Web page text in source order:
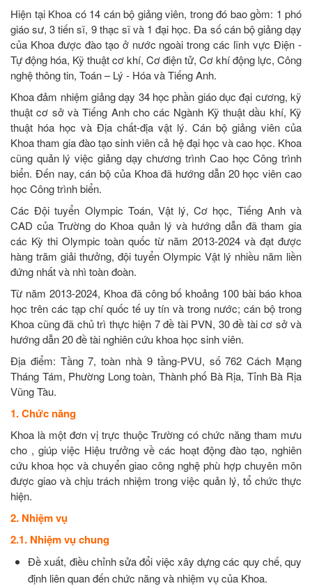
Hiện tại Khoa có 14 cán bộ giảng viên, trong đó bao gồm: 1 phó
giáo sư, 3 tiến sĩ, 9 thạc sĩ và 1 đại học. Đa số cán bộ giảng dạy
của Khoa được đào tạo ở nước ngoài trong các lĩnh vực Điện -
Tự động hóa, Kỹ thuật cơ khí, Cơ điện tử, Cơ khí động lực, Công
nghệ thông tin, Toán – Lý - Hóa và Tiếng Anh.
Khoa đảm nhiệm giảng dạy 34 học phần giáo dục đại cương, kỹ
thuật cơ sở và Tiếng Anh cho các Ngành Kỹ thuật dầu khí, Kỹ
thuật hóa học và Địa chất-địa vật lý. Cán bộ giảng viên của
Khoa tham gia đào tạo sinh viên cả hệ đại học và cao học. Khoa
cũng quản lý việc giảng dạy chương trình Cao học Công trình
biển. Đến nay, cán bộ của Khoa đã hướng dẫn 20 học viên cao
học Công trình biển.
Các Đội tuyển Olympic Toán, Vật lý, Cơ học, Tiếng Anh và
CAD của Trường do Khoa quản lý và hướng dẫn đã tham gia
các Kỳ thi Olympic toàn quốc từ năm 2013-2024 và đạt được
hàng trăm giải thưởng, đội tuyển Olympic Vật lý nhiều năm liền
đứng nhất và nhì toàn đoàn.
Từ năm 2013-2024, Khoa đã công bố khoảng 100 bài báo khoa
học trên các tạp chí quốc tế uy tín và trong nước; cán bộ trong
Khoa cũng đã chủ trì thực hiện 7 đề tài PVN, 30 đề tài cơ sở và
hướng dẫn 20 đề tài nghiên cứu khoa học sinh viên.
Địa điểm: Tầng 7, toàn nhà 9 tầng-PVU, số 762 Cách Mạng
Tháng Tám, Phường Long toàn, Thành phố Bà Rịa, Tỉnh Bà Rịa
Vũng Tàu.
1. Chức năng
Khoa là một đơn vị trực thuộc Trường có chức năng tham mưu
cho , giúp việc Hiệu trưởng về các hoạt động đào tạo, nghiên
cứu khoa học và chuyển giao công nghệ phù hợp chuyên môn
được giao và chịu trách nhiệm trong việc quản lý, tổ chức thực
hiện.
2. Nhiệm vụ
2.1. Nhiệm vụ chung
Đề xuất, điều chỉnh sửa đổi việc xây dựng các quy chế, quy
định liên quan đến chức năng và nhiệm vụ của Khoa.